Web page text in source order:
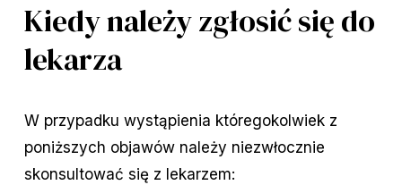
Kiedy należy zgłosić się do
lekarza
W przypadku wystąpienia któregokolwiek z
poniższych objawów należy niezwłocznie
skonsultować się z lekarzem: